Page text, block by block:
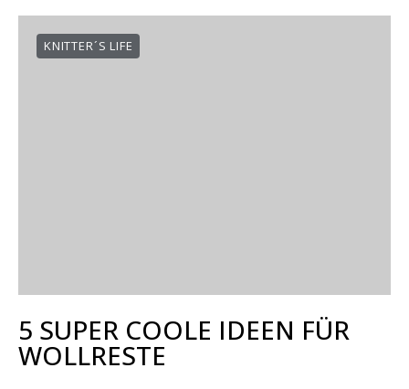
KNITTER´S LIFE
5 SUPER COOLE IDEEN FÜR
WOLLRESTE